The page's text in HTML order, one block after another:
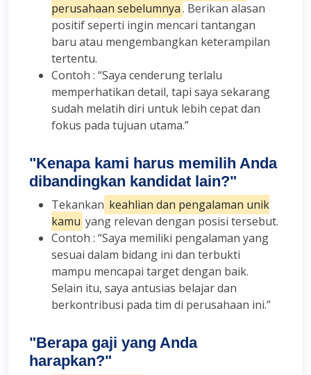
perusahaan sebelumnya. Berikan alasan
positif seperti ingin mencari tantangan
baru atau mengembangkan keterampilan
tertentu.
Contoh : “Saya cenderung terlalu
memperhatikan detail, tapi saya sekarang
sudah melatih diri untuk lebih cepat dan
fokus pada tujuan utama.”
"Kenapa kami harus memilih Anda
dibandingkan kandidat lain?"
Tekankan keahlian dan pengalaman unik
kamu yang relevan dengan posisi tersebut.
Contoh : “Saya memiliki pengalaman yang
sesuai dalam bidang ini dan terbukti
mampu mencapai target dengan baik.
Selain itu, saya antusias belajar dan
berkontribusi pada tim di perusahaan ini.”
"Berapa gaji yang Anda
harapkan?"